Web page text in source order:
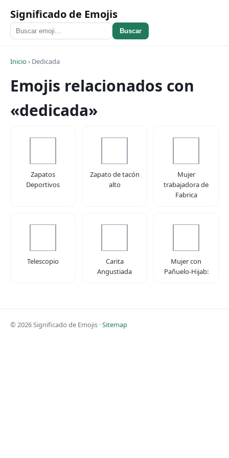
Significado de Emojis
Buscar
Inicio› Dedicada
Emojis relacionados con
«dedicada»
Zapatos
Deportivos
Zapato de tacón
alto
Mujer
trabajadora de
Fabrica
Telescopio
Carita
Angustiada
Mujer con
Pañuelo-Hijab:
© 2026 Significado de Emojis ·Sitemap